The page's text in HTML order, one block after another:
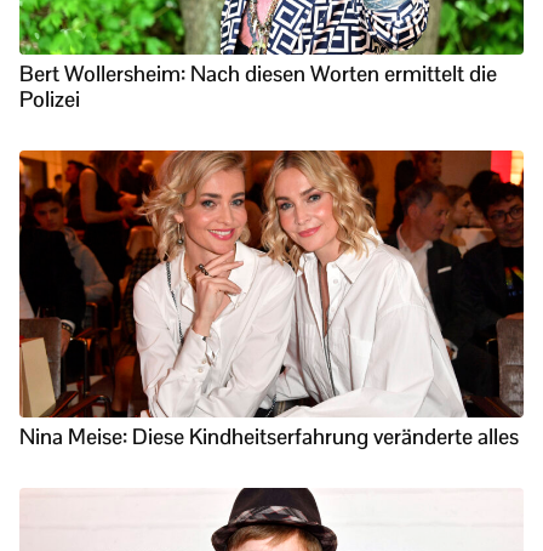
Bert Wollersheim: Nach diesen Worten ermittelt die
Polizei
Nina Meise: Diese Kindheitserfahrung veränderte alles